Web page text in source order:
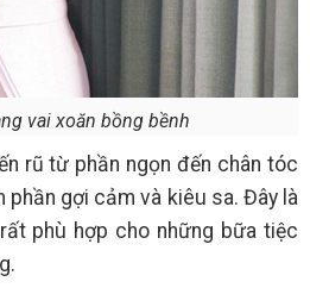
vai xoăn bồng bềnh
rũ từ phần ngọn đến chân tóc
phần gợi cảm và kiêu sa. Đây là
phù hợp cho những bữa tiệc